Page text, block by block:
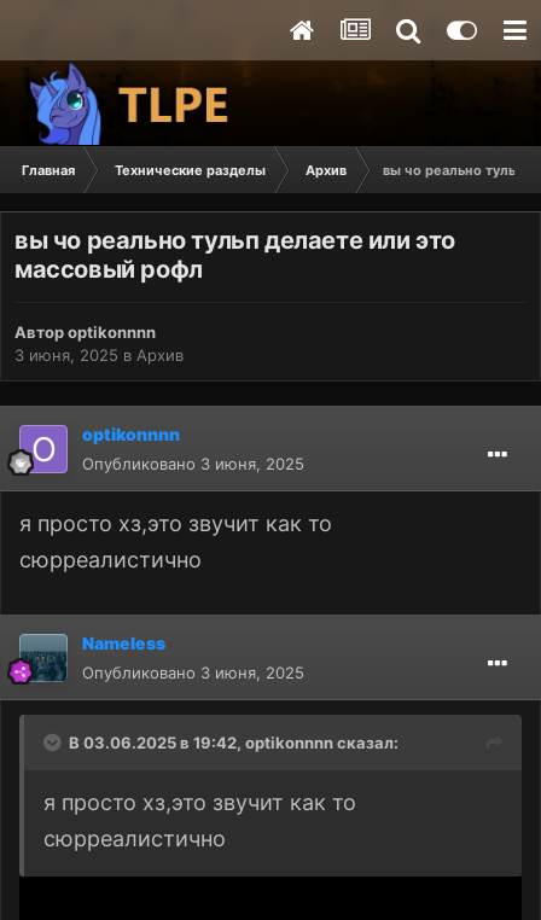
Главная Технические разделы Архив вы чо реально тульп
вы чо реально тульп делаете или это
массовый рофл
Авторoptikonnnn
3 июня, 2025 в Архив
optikonnnn
Опубликовано 3 июня, 2025
я просто хз,это звучит как то
сюрреалистично
Nameless
Опубликовано 3 июня, 2025
В 03.06.2025 в 19:42, optikonnnnсказал:
я просто хз,это звучит как то
сюрреалистично